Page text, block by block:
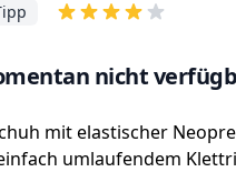
nicht
mit elastischer
umlaufendem